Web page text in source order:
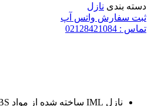
دسته بندی نازل
ثبت سفارش واتس آپ
تماس : 02128421084